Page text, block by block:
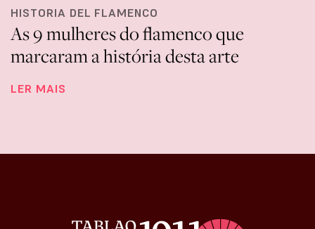
HISTORIA DEL FLAMENCO
As 9 mulheres do flamenco que
marcaram a história desta arte
LER MAIS